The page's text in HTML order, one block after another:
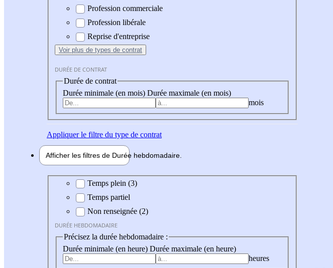
Profession commerciale
Profession libérale
Reprise d'entreprise
Voir plus de types de contrat
DURÉE DE CONTRAT
Durée de contrat
Durée minimale (en mois) Durée maximale (en mois)
mois
Appliquerle filtre du type de contrat
Afficher les filtres de Durée hebdomadaire
Durée hebdomadaire
Temps plein (3)
Temps partiel
Non renseignée (2)
DURÉE HEBDOMADAIRE
Précisez la durée hebdomadaire :
Durée minimale (en heure) Durée maximale (en heure)
heures